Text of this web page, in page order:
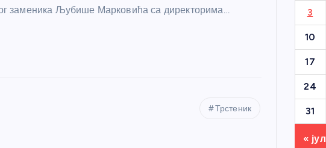
заменика Љубише Марковића са директорима…
Трстеник
3
10
17
24
31
« јул